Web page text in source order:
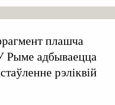
плашча
Рыме адбываецца
рэліквій